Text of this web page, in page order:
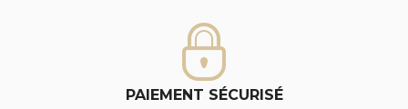
PAIEMENT SÉCURISÉ